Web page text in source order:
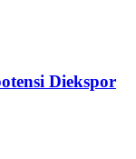
Diekspor